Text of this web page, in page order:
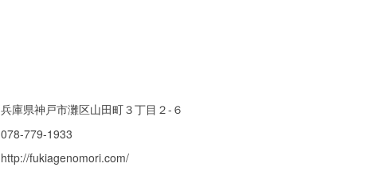
兵庫県神戸市灘区山田町３丁目２-６
078-779-1933
http://fukiagenomori.com/